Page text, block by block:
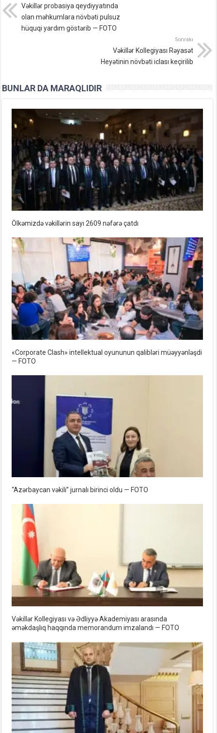
Vəkillər probasiya qeydiyyatında
olan məhkumlara növbəti pulsuz
hüquqi yardım göstərib — FOTO
Sonrakı
Vəkillər Kollegiyası Rəyasət
Heyətinin növbəti iclası keçirilib
BUNLAR DA MARAQLIDIR
Ölkəmizdə vəkillərin sayı 2609 nəfərə çatdı
«Corporate Clash» intellektual oyununun qalibləri müəyyənləşdi
— FOTO
“Azərbaycan vəkili” jurnalı birinci oldu — FOTO
Vəkillər Kollegiyası və Ədliyyə Akademiyası arasında
əməkdaşlıq haqqında memorandum imzalandı — FOTO